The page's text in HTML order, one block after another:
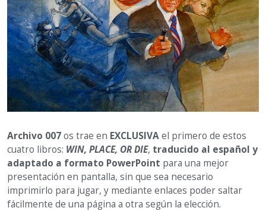
Archivo 007os trae en EXCLUSIVAel primero de estos
cuatro libros: WIN, PLACE, OR DIE, traducido al español y
adaptado a formato PowerPoint para una mejor
presentación en pantalla, sin que sea necesario
imprimirlo para jugar, y mediante enlaces poder saltar
fácilmente de una página a otra según la elección.